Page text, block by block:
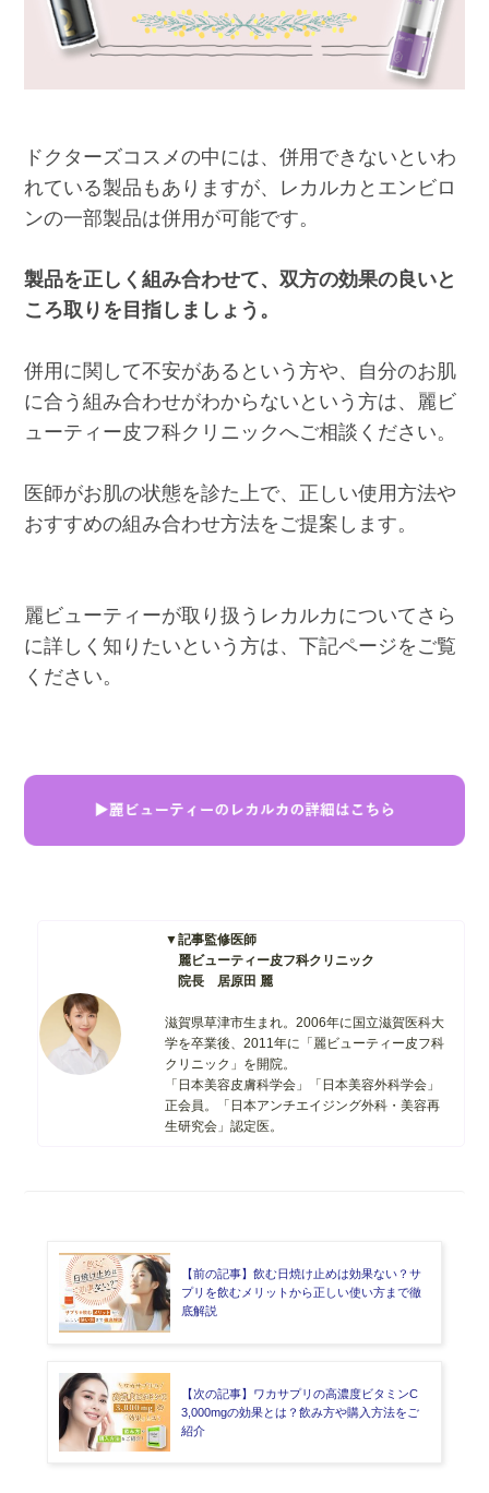
ドクターズコスメの中には、併用できないといわ
れている製品もありますが、レカルカとエンビロ
ンの一部製品は併用が可能です。
製品を正しく組み合わせて、双方の効果の良いと
ころ取りを目指しましょう。
併用に関して不安があるという方や、自分のお肌
に合う組み合わせがわからないという方は、麗ビ
ューティー皮フ科クリニックへご相談ください。
医師がお肌の状態を診た上で、正しい使用方法や
おすすめの組み合わせ方法をご提案します。
麗ビューティーが取り扱うレカルカについてさら
に詳しく知りたいという方は、下記ページをご覧
ください。
▼記事監修医師
麗ビューティー皮フ科クリニック
院長 居原田 麗
滋賀県草津市生まれ。 2006年に国立滋賀医科大
学を卒業後、2011年に「麗ビューティー皮フ科
クリニック」を開院。
「日本美容皮膚科学会」「日本美容外科学会」
正会員。
「 日本アンチエイジング外科・美容再
生研究会」認定医。
【前の記事】飲む日焼け止めは効果ない？サ
プリを飲むメリットから正しい使い方まで徹
底解説
【次の記事】ワカサプリの高濃度ビタミンC
3,000mgの効果とは？飲み方や購入方法をご
紹介